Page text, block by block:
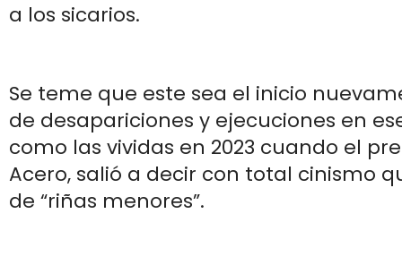
a los sicarios.
Se teme que este sea el inicio
de desapariciones y ejecuciones en
como las vividas en 2023 cuando el
Acero, salió a decir con total cinismo
de “riñas menores”.